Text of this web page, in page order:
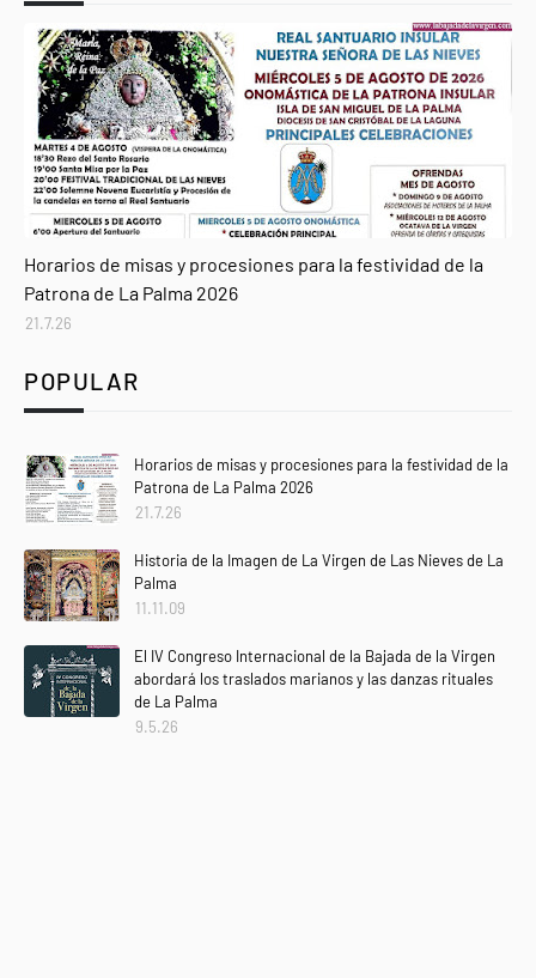
Horarios de misas y procesiones para la festividad de la
Patrona de La Palma 2026
21.7.26
POPULAR
Horarios de misas y procesiones para la festividad de la
Patrona de La Palma 2026
21.7.26
Historia de la Imagen de La Virgen de Las Nieves de La
Palma
11.11.09
El IV Congreso Internacional de la Bajada de la Virgen
abordará los traslados marianos y las danzas rituales
de La Palma
9.5.26